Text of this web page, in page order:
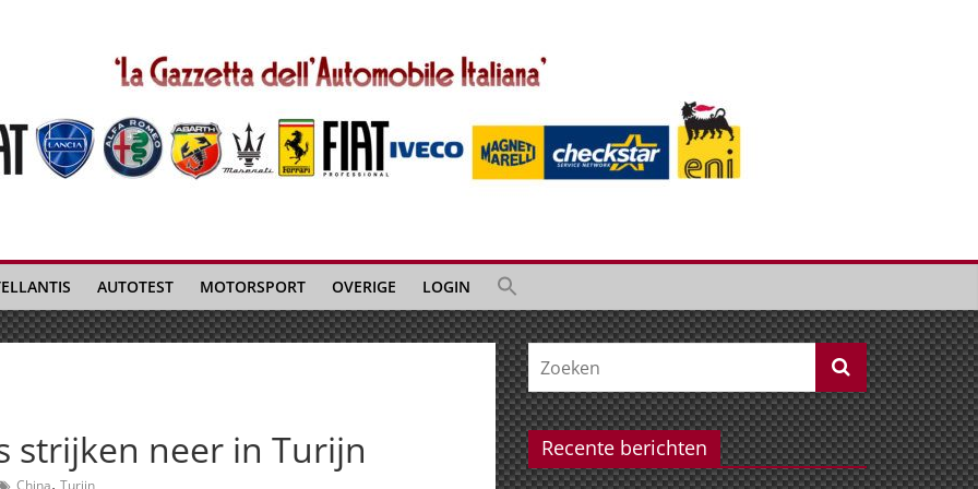
AUTOTEST MOTORSPORT OVERIGE LOGIN
strijken neer in Turijn
China, Turijn
Recente berichten